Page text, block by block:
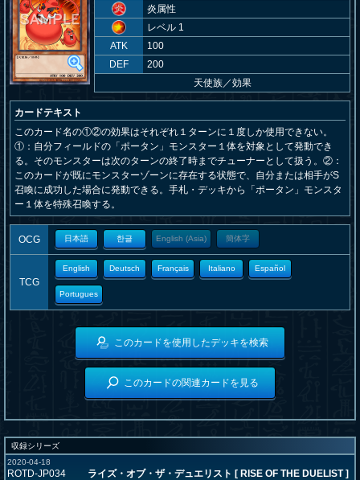
炎属性
レベル 1
ATK
100
DEF
200
天使族／効果
カードテキスト
このカード名の①②の効果はそれぞれ１ターンに１度しか使用できない。
①：自分フィールドの「ポータン」モンスター１体を対象として発動でき
る。そのモンスターは次のターンの終了時までチューナーとして扱う。②：
このカードが既にモンスターゾーンに存在する状態で、自分または相手がS
召喚に成功した場合に発動できる。手札・デッキから「ポータン」モンスタ
ー１体を特殊召喚する。
OCG 日本語 한글 English (Asia) 簡体字
TCG
English Deutsch Français Italiano Español
Portugues
このカードを使用したデッキを検索
このカードの関連カードを見る
収録シリーズ
2020-04-18
ROTD-JP034 ライズ・オブ・ザ・デュエリスト [ RISE OF THE DUELIST ]